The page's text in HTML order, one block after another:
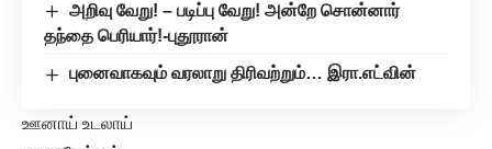
அறிவு வேறு! – படிப்பு வேறு! அன்றே சொன்னார்
தந்தை பெரியார்!-புதூரான்
புனைவாகவும் வரலாறு திரிவற்றும்… இரா.எட்வின்
ஊனாய் உடலாய்